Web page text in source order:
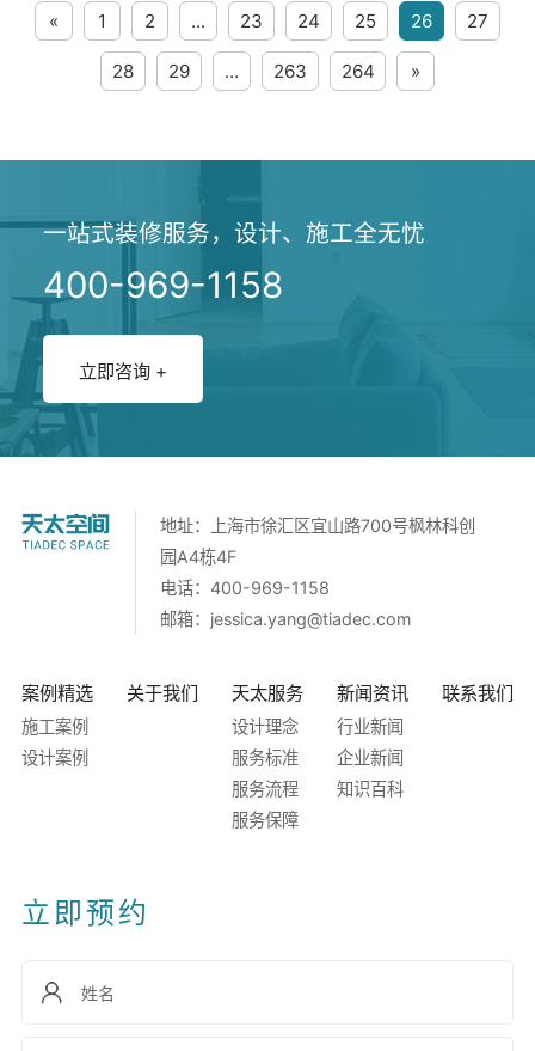
不再出现
通过与设计师充分沟通和明确需求
来降低；对于材料费用可...
« 1 2 ... 23 24 25 26 27
28 29 ... 263 264 »
一站式装修服务，设计、施工全无忧
400-969-1158
立即咨询 +
地址：上海市徐汇区宜山路700号枫林科创
园A4栋4F
电话：400-969-1158
邮箱： jessica.yang@tiadec.com
案例精选
施工案例
设计案例
关于我们 天太服务
设计理念
服务标准
服务流程
服务保障
新闻资讯
行业新闻
企业新闻
知识百科
联系我们
立即预约